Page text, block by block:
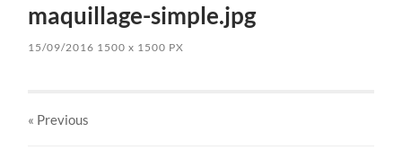
maquillage-simple.jpg
15/09/2016 1500x 1500 PX
« Previous